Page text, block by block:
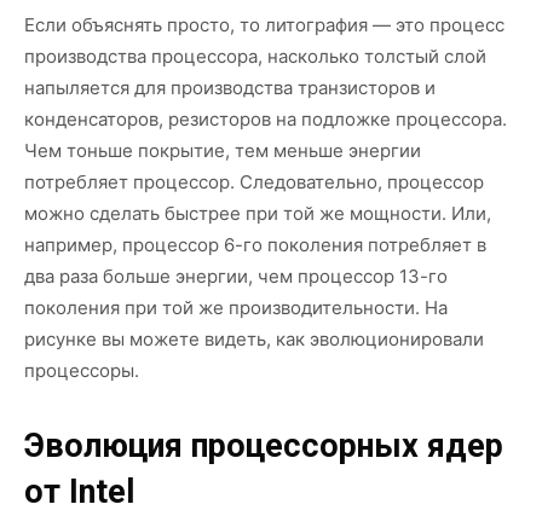
Если объяснять просто, то литография — это процесс
производства процессора, насколько толстый слой
напыляется для производства транзисторов и
конденсаторов, резисторов на подложке процессора.
Чем тоньше покрытие, тем меньше энергии
потребляет процессор. Следовательно, процессор
можно сделать быстрее при той же мощности. Или,
например, процессор 6-го поколения потребляет в
два раза больше энергии, чем процессор 13-го
поколения при той же производительности. На
рисунке вы можете видеть, как эволюционировали
процессоры.
Эволюция процессорных ядер
от Intel